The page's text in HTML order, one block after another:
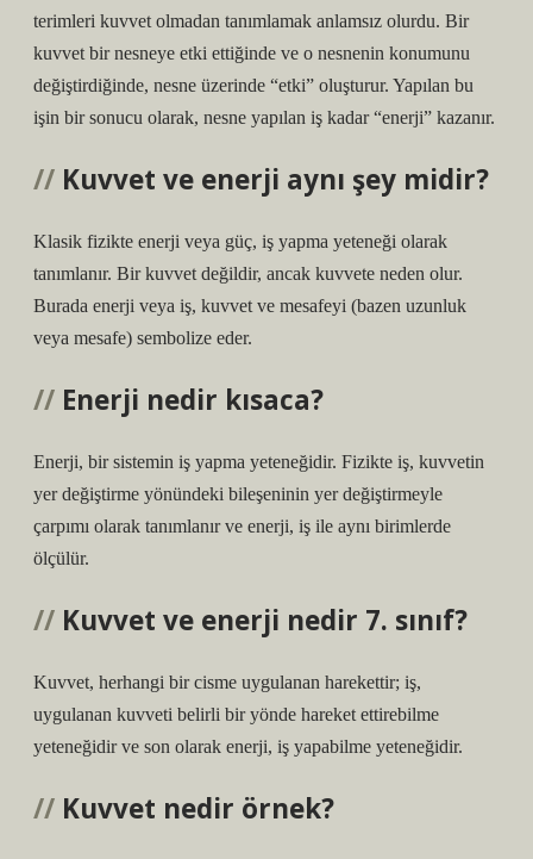
terimleri kuvvet olmadan tanımlamak anlamsız olurdu. Bir
kuvvet bir nesneye etki ettiğinde ve o nesnenin konumunu
değiştirdiğinde, nesne üzerinde “etki” oluşturur. Yapılan bu
işin bir sonucu olarak, nesne yapılan iş kadar “enerji” kazanır.
Kuvvet ve enerji aynı şey midir?
Klasik fizikte enerji veya güç, iş yapma yeteneği olarak
tanımlanır. Bir kuvvet değildir, ancak kuvvete neden olur.
Burada enerji veya iş, kuvvet ve mesafeyi (bazen uzunluk
veya mesafe) sembolize eder.
Enerji nedir kısaca?
Enerji, bir sistemin iş yapma yeteneğidir. Fizikte iş, kuvvetin
yer değiştirme yönündeki bileşeninin yer değiştirmeyle
çarpımı olarak tanımlanır ve enerji, iş ile aynı birimlerde
ölçülür.
Kuvvet ve enerji nedir 7. sınıf?
Kuvvet, herhangi bir cisme uygulanan harekettir; iş,
uygulanan kuvveti belirli bir yönde hareket ettirebilme
yeteneğidir ve son olarak enerji, iş yapabilme yeteneğidir.
Kuvvet nedir örnek?